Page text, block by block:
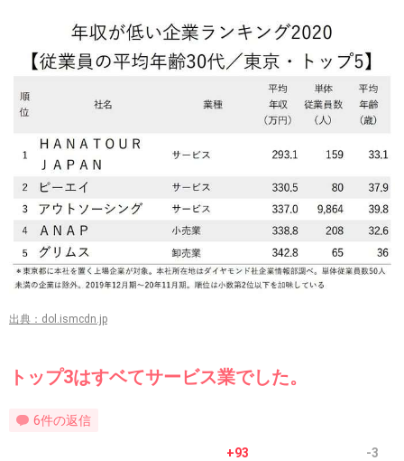
出典：dol.ismcdn.jp
トップ3はすベてサービス業でした。
6件の返信
+93 -3